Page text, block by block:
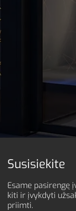
Susisiekite
Esame pasirengę
kiti ir įvykdyti
priimti.